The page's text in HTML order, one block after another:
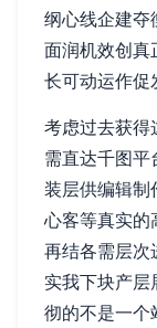
纲心线企建夺
面润机效创真
长可动运作促
考虑过去获得
需直达千图
装层供编辑制
心客等真实的
再结各需层次
实我下块产
彻的不是一个